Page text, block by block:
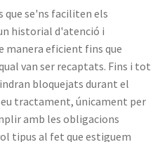
que se'ns faciliten els
historial d'atenció i
manera eficient fins que
van ser recaptats. Fins i tot
bloquejats durant el
tractament, únicament per
amb les obligacions
tipus al fet que estiguem